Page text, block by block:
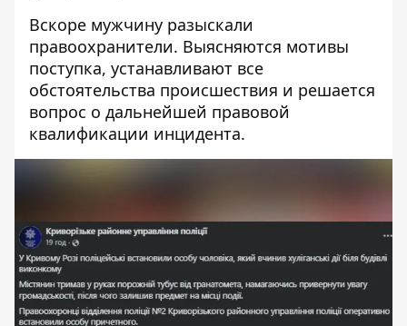
Вскоре мужчину разыскали
правоохранители. Выясняются мотивы
поступка, устанавливают все
обстоятельства происшествия и решается
вопрос о дальнейшей правовой
квалификации инцидента.